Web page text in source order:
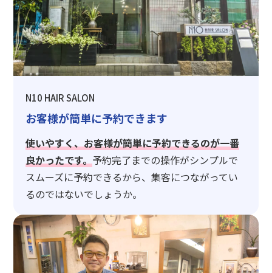
N10 HAIR SALON
お客様が簡単に予約できます
使いやすく、お客様が簡単に予約できるのが一番
良かったです。予約完了までの操作がシンプルで
スムーズに予約できるから、集客につながってい
るのではないでしょうか。